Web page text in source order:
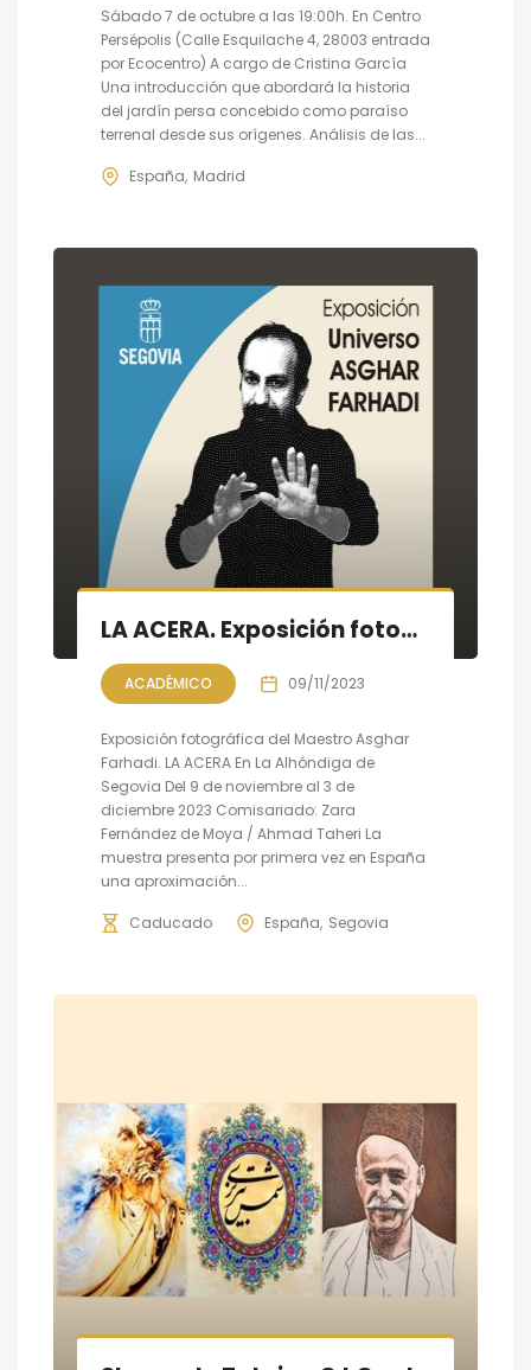
Sábado 7 de octubre a las 19:00h. En Centro
Persépolis (Calle Esquilache 4, 28003 entrada
por Ecocentro) A cargo de Cristina García
Una introducción que abordará la historia
del jardín persa concebido como paraíso
terrenal desde sus orígenes. Análisis de las...
España Madrid
LA ACERA. Exposición fotográfica de Asghar Farhadi en Segovia
ACADÉMICO 09/11/2023
Exposición fotográfica del Maestro Asghar
Farhadi. LA ACERA En La Alhóndiga de
Segovia Del 9 de noviembre al 3 de
diciembre 2023 Comisariado: Zara
Fernández de Moya / Ahmad Taheri La
muestra presenta por primera vez en España
una aproximación...
Caducado España Segovia